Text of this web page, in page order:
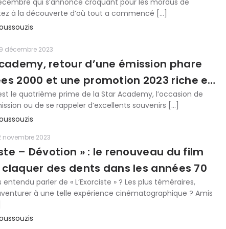
qui s’annonce croquant pour les mordus de
à la découverte d’où tout a commencé […]
9 décembre 2023
retour d’une émission phare
2000 et une promotion 2023 riche en
le quatrième prime de la Star Academy, l’occasion de
ou de se rappeler d’excellents souvenirs […]
novembre 2023
– Dévotion » : le renouveau du film
des dents dans les années 70
entendu parler de « L’Exorciste » ? Les plus téméraires,
à une telle expérience cinématographique ? Amis